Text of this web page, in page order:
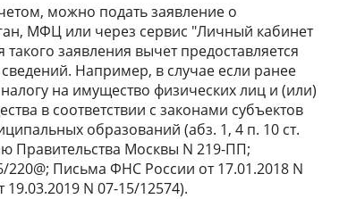
можно подать заявление о
МФЦ или через сервис "Личный кабинет
заявления вычет предоставляется
Например, в случае если ранее
на имущество физических лиц и (или)
в соответствии с законами субъектов
образований (абз. 1, 4 п. 10 ст.
Правительства Москвы N 219-ПП;
Письма ФНС России от 17.01.2018 N
N 07-15/12574).